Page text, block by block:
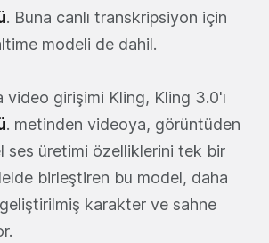
. Buna canlı transkripsiyon için
modeli de dahil.
video girişimi Kling, Kling 3.0'ı
. metinden videoya, görüntüden
ses üretimi özelliklerini tek bir
birleştiren bu model, daha
karakter ve sahne